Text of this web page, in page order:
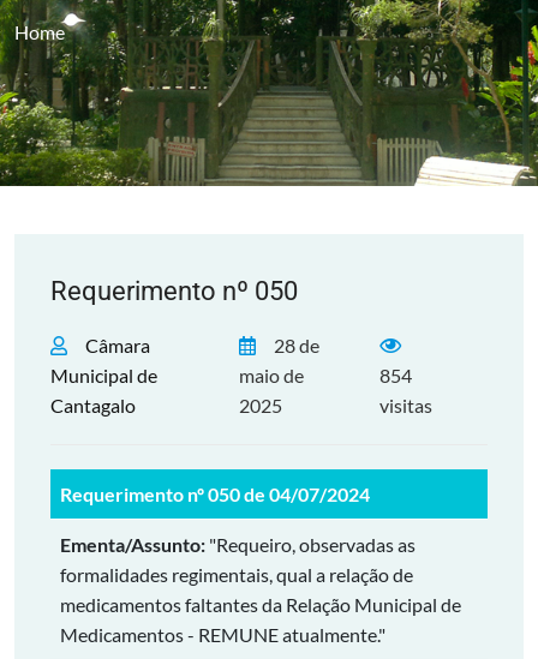
Home
Requerimento nº 050
Câmara
Municipal de
Cantagalo
28 de
maio de
2025
854
visitas
Requerimento nº 050 de 04/07/2024
Ementa/Assunto: "Requeiro, observadas as
formalidades regimentais, qual a relação de
medicamentos faltantes da Relação Municipal de
Medicamentos - REMUNE atualmente."